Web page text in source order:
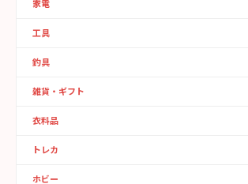
家電
工具
釣具
雑貨・ギフト
衣料品
トレカ
ホビー